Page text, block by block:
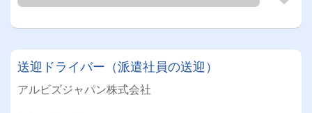
送迎ドライバー（派遣社員の送迎）
アルビズジャパン株式会社